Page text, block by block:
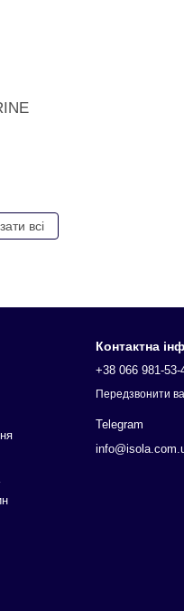
всі
Контактна
+38 066 981-53-
Передзвонити
Telegram